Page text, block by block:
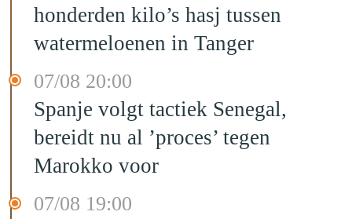
honderden kilo’s hasj tussen
watermeloenen in Tanger
07/08 20:00
Spanje volgt tactiek Senegal,
bereidt nu al ’proces’ tegen
Marokko voor
07/08 19:00